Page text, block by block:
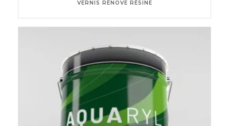
VERNIS RÉNOVE RÉSINE